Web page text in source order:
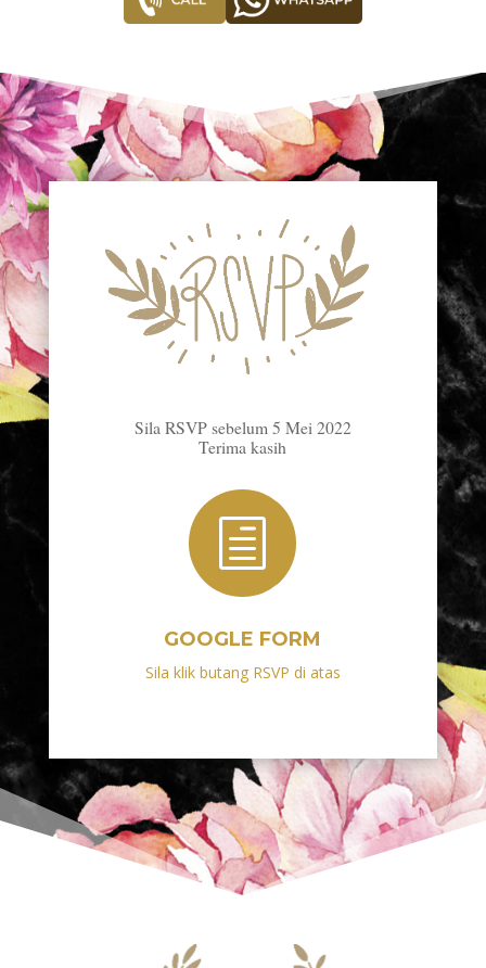
Sila RSVP sebelum 5 Mei 2022
Terima kasih
h
GOOGLE FORM
Sila klik butang RSVP di atas